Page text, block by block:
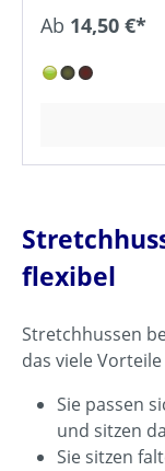
Ab 14,50 €*
flexibel
Stretchhussen
das viele
Sie passen
und sitzen
Sie sitzen